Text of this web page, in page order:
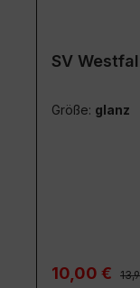
SV
Größe: glanz
10,00 €